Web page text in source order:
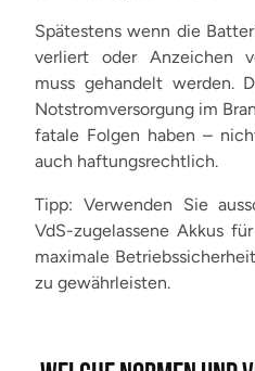
Spätestens wenn die
verliert oder Anzeichen
muss gehandelt werden.
Notstromversorgung im
fatale Folgen haben –
auch haftungsrechtlich.
Tipp: Verwenden Sie
VdS-zugelassene Akkus
maximale
zu gewährleisten.